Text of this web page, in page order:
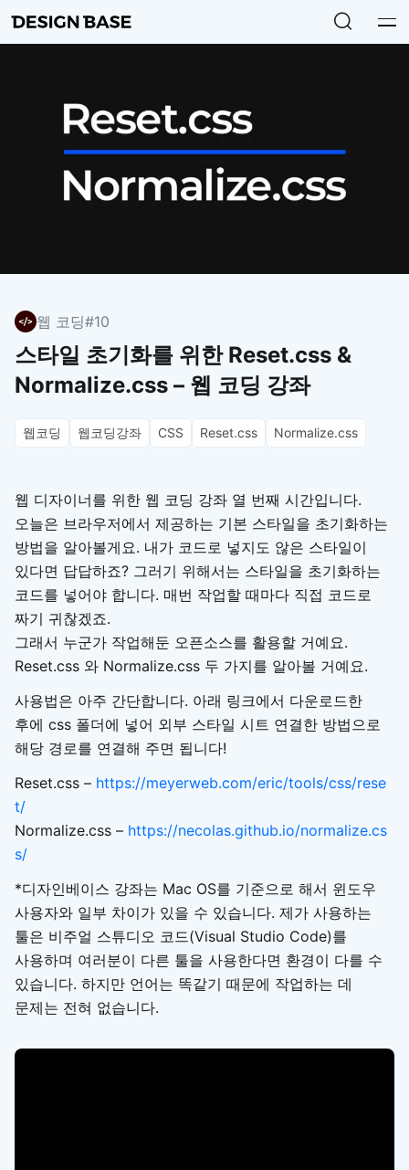
웹 코딩#10
스타일 초기화를 위한 Reset.css &
Normalize.css – 웹 코딩 강좌
웹코딩 웹코딩강좌 CSS Reset.css Normalize.css
웹 디자이너를 위한 웹 코딩 강좌 열 번째 시간입니다.
오늘은 브라우저에서 제공하는 기본 스타일을 초기화하는
방법을 알아볼게요. 내가 코드로 넣지도 않은 스타일이
있다면 답답하죠? 그러기 위해서는 스타일을 초기화하는
코드를 넣어야 합니다. 매번 작업할 때마다 직접 코드로
짜기 귀찮겠죠.
그래서 누군가 작업해둔 오픈소스를 활용할 거예요.
Reset.css 와 Normalize.css 두 가지를 알아볼 거예요.
사용법은 아주 간단합니다. 아래 링크에서 다운로드한
후에 css 폴더에 넣어 외부 스타일 시트 연결한 방법으로
해당 경로를 연결해 주면 됩니다!
Reset.css – https://meyerweb.com/eric/tools/css/rese
t/
Normalize.css – https://necolas.github.io/normalize.cs
s/
*디자인베이스 강좌는 Mac OS를 기준으로 해서 윈도우
사용자와 일부 차이가 있을 수 있습니다. 제가 사용하는
툴은 비주얼 스튜디오 코드(Visual Studio Code)를
사용하며 여러분이 다른 툴을 사용한다면 환경이 다를 수
있습니다. 하지만 언어는 똑같기 때문에 작업하는 데
문제는 전혀 없습니다.